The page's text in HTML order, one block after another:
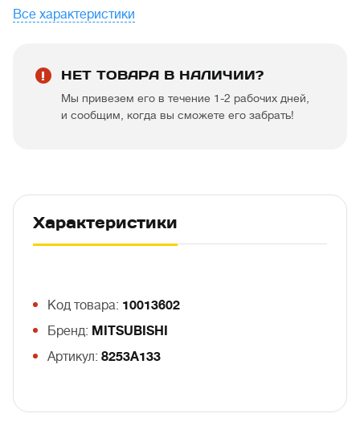
Все характеристики
НЕТ ТОВАРА В НАЛИЧИИ?
Мы привезем его в течение 1-2 рабочих дней,
и сообщим, когда вы сможете его забрать!
Характеристики
Код товара: 10013602
Бренд: MITSUBISHI
Артикул: 8253A133